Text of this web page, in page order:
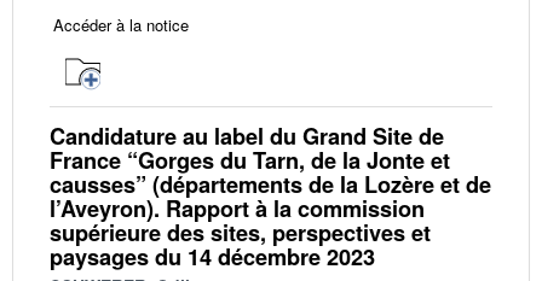
Accéder à la notice
Candidature au label du Grand Site de
France “Gorges du Tarn, de la Jonte et
causses” (départements de la Lozère et de
l’Aveyron). Rapport à la commission
supérieure des sites, perspectives et
paysages du 14 décembre 2023